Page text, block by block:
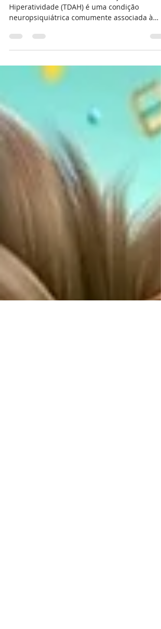
Qualidade de Vida
O Transtorno do Déficit de Atenção com
Hiperatividade (TDAH) é uma condição
infância, mas que...